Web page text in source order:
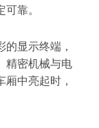
靠。
显示终端，
精密机械与电
中亮起时，